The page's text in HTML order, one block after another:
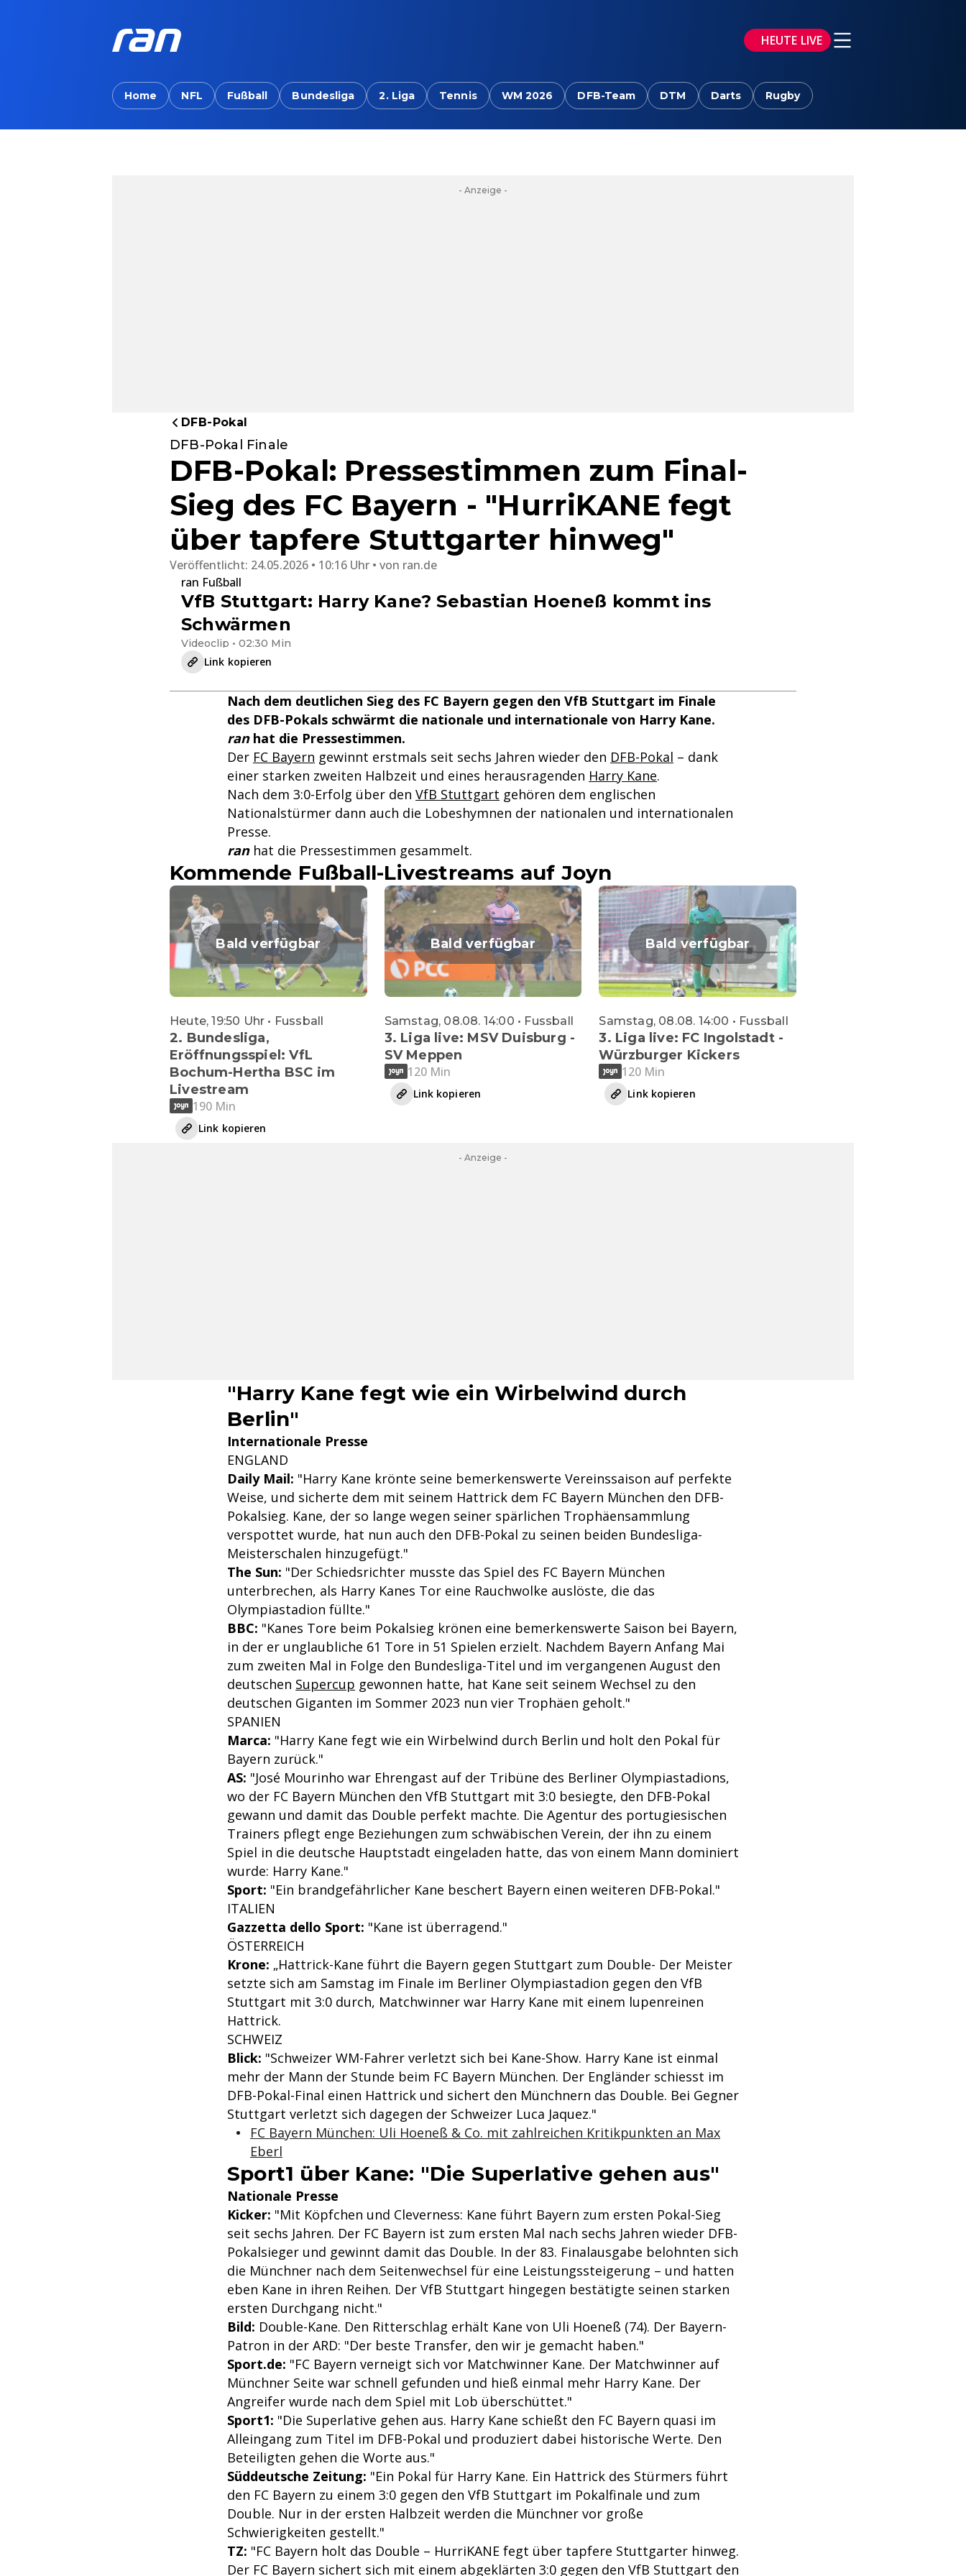
HEUTE LIVE
Home NFL Fußball Bundesliga 2. Liga Tennis WM 2026 DFB-Team DTM Darts Rugby
- Anzeige -
DFB-Pokal
DFB-Pokal Finale
DFB-Pokal: Pressestimmen zum Final-
Sieg des FC Bayern - "HurriKANE fegt
über tapfere Stuttgarter hinweg"
Veröffentlicht: 24.05.2026 • 10:16 Uhr von ran.de
ran Fußball
VfB Stuttgart: Harry Kane? Sebastian Hoeneß kommt ins
Schwärmen
Videoclip • 02:30 Min
Link kopieren
Nach dem deutlichen Sieg des FC Bayern gegen den VfB Stuttgart im Finale
des DFB-Pokals schwärmt die nationale und internationale von Harry Kane.
ranhat die Pressestimmen.
Der FC Bayern gewinnt erstmals seit sechs Jahren wieder den DFB-Pokal – dank
einer starken zweiten Halbzeit und eines herausragenden Harry Kane.
Nach dem 3:0-Erfolg über den VfB Stuttgart gehören dem englischen
Nationalstürmer dann auch die Lobeshymnen der nationalen und internationalen
Presse.
ranhat die Pressestimmen gesammelt.
Kommende Fußball-Livestreams auf Joyn
Bald verfügbar
Heute, 19:50 Uhr • Fussball
2. Bundesliga,
Eröffnungsspiel: VfL
Bochum-Hertha BSC im
Livestream
190 Min
Link kopieren
Bald verfügbar
Samstag, 08.08. 14:00 • Fussball
3. Liga live: MSV Duisburg -
SV Meppen
120 Min
Link kopieren
Bald verfügbar
Samstag, 08.08. 14:00 • Fussball
3. Liga live: FC Ingolstadt -
Würzburger Kickers
120 Min
Link kopieren
- Anzeige -
"Harry Kane fegt wie ein Wirbelwind durch
Berlin"
Internationale Presse
ENGLAND
Daily Mail: "Harry Kane krönte seine bemerkenswerte Vereinssaison auf perfekte
Weise, und sicherte dem mit seinem Hattrick dem FC Bayern München den DFB-
Pokalsieg. Kane, der so lange wegen seiner spärlichen Trophäensammlung
verspottet wurde, hat nun auch den DFB-Pokal zu seinen beiden Bundesliga-
Meisterschalen hinzugefügt."
The Sun: "Der Schiedsrichter musste das Spiel des FC Bayern München
unterbrechen, als Harry Kanes Tor eine Rauchwolke auslöste, die das
Olympiastadion füllte."
BBC: "Kanes Tore beim Pokalsieg krönen eine bemerkenswerte Saison bei Bayern,
in der er unglaubliche 61 Tore in 51 Spielen erzielt. Nachdem Bayern Anfang Mai
zum zweiten Mal in Folge den Bundesliga-Titel und im vergangenen August den
deutschen Supercup gewonnen hatte, hat Kane seit seinem Wechsel zu den
deutschen Giganten im Sommer 2023 nun vier Trophäen geholt."
SPANIEN
Marca: "Harry Kane fegt wie ein Wirbelwind durch Berlin und holt den Pokal für
Bayern zurück."
AS: "José Mourinho war Ehrengast auf der Tribüne des Berliner Olympiastadions,
wo der FC Bayern München den VfB Stuttgart mit 3:0 besiegte, den DFB-Pokal
gewann und damit das Double perfekt machte. Die Agentur des portugiesischen
Trainers pflegt enge Beziehungen zum schwäbischen Verein, der ihn zu einem
Spiel in die deutsche Hauptstadt eingeladen hatte, das von einem Mann dominiert
wurde: Harry Kane."
Sport: "Ein brandgefährlicher Kane beschert Bayern einen weiteren DFB-Pokal."
ITALIEN
Gazzetta dello Sport: "Kane ist überragend."
ÖSTERREICH
Krone: „Hattrick-Kane führt die Bayern gegen Stuttgart zum Double- Der Meister
setzte sich am Samstag im Finale im Berliner Olympiastadion gegen den VfB
Stuttgart mit 3:0 durch, Matchwinner war Harry Kane mit einem lupenreinen
Hattrick.
SCHWEIZ
Blick: "Schweizer WM-Fahrer verletzt sich bei Kane-Show. Harry Kane ist einmal
mehr der Mann der Stunde beim FC Bayern München. Der Engländer schiesst im
DFB-Pokal-Final einen Hattrick und sichert den Münchnern das Double. Bei Gegner
Stuttgart verletzt sich dagegen der Schweizer Luca Jaquez."
FC Bayern München: Uli Hoeneß & Co. mit zahlreichen Kritikpunkten an Max
Eberl
Sport1 über Kane: "Die Superlative gehen aus"
Nationale Presse
Kicker: "Mit Köpfchen und Cleverness: Kane führt Bayern zum ersten Pokal-Sieg
seit sechs Jahren. Der FC Bayern ist zum ersten Mal nach sechs Jahren wieder DFB-
Pokalsieger und gewinnt damit das Double. In der 83. Finalausgabe belohnten sich
die Münchner nach dem Seitenwechsel für eine Leistungssteigerung – und hatten
eben Kane in ihren Reihen. Der VfB Stuttgart hingegen bestätigte seinen starken
ersten Durchgang nicht."
Bild: Double-Kane. Den Ritterschlag erhält Kane von Uli Hoeneß (74). Der Bayern-
Patron in der ARD: "Der beste Transfer, den wir je gemacht haben."
Sport.de: "FC Bayern verneigt sich vor Matchwinner Kane. Der Matchwinner auf
Münchner Seite war schnell gefunden und hieß einmal mehr Harry Kane. Der
Angreifer wurde nach dem Spiel mit Lob überschüttet."
Sport1: "Die Superlative gehen aus. Harry Kane schießt den FC Bayern quasi im
Alleingang zum Titel im DFB-Pokal und produziert dabei historische Werte. Den
Beteiligten gehen die Worte aus."
Süddeutsche Zeitung: "Ein Pokal für Harry Kane. Ein Hattrick des Stürmers führt
den FC Bayern zu einem 3:0 gegen den VfB Stuttgart im Pokalfinale und zum
Double. Nur in der ersten Halbzeit werden die Münchner vor große
Schwierigkeiten gestellt."
TZ: "FC Bayern holt das Double – HurriKANE fegt über tapfere Stuttgarter hinweg.
Der FC Bayern sichert sich mit einem abgeklärten 3:0 gegen den VfB Stuttgart den